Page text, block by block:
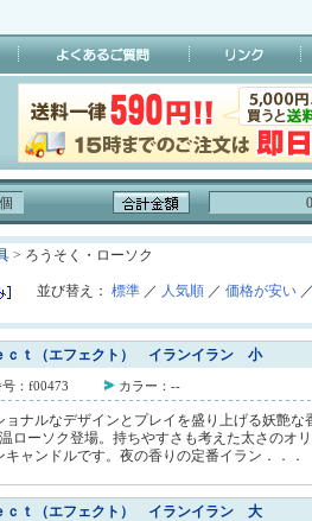
> ろうそく・ローソク
並び替え： 標準 ／ 人気順 ／ 価格が安い ／
ｃｔ（エフェクト） イランイラン 小
：f00473 カラー：--
ョナルなデザインとプレイを盛り上げる妖艶な
ローソク登場。持ちやすさも考えた太さのオ
キャンドルです。夜の香りの定番イラン．．．
ｃｔ（エフェクト） イランイラン 大